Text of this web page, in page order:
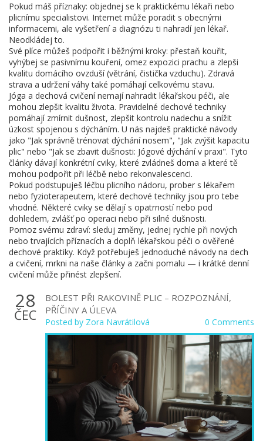
Pokud máš příznaky: objednej se k praktickému lékaři nebo
plicnímu specialistovi. Internet může poradit s obecnými
informacemi, ale vyšetření a diagnózu ti nahradí jen lékař.
Neodkládej to.
Své plíce můžeš podpořit i běžnými kroky: přestaň kouřit,
vyhýbej se pasivnímu kouření, omez expozici prachu a zlepši
kvalitu domácího ovzduší (větrání, čistička vzduchu). Zdravá
strava a udržení váhy také pomáhají celkovému stavu.
Jóga a dechová cvičení nemají nahradit lékařskou péči, ale
mohou zlepšit kvalitu života. Pravidelné dechové techniky
pomáhají zmírnit dušnost, zlepšit kontrolu nadechu a snížit
úzkost spojenou s dýcháním. U nás najdeš praktické návody
jako "Jak správně trénovat dýchání nosem", "Jak zvýšit kapacitu
plic" nebo "Jak se zbavit dušnosti: Jógové dýchání v praxi". Tyto
články dávají konkrétní cviky, které zvládneš doma a které tě
mohou podpořit při léčbě nebo rekonvalescenci.
Pokud podstupuješ léčbu plicního nádoru, prober s lékařem
nebo fyzioterapeutem, které dechové techniky jsou pro tebe
vhodné. Některé cviky se dělají s opatrností nebo pod
dohledem, zvlášť po operaci nebo při silné dušnosti.
Pomoz svému zdraví: sleduj změny, jednej rychle při nových
nebo trvajících příznacích a doplň lékařskou péči o ověřené
dechové praktiky. Když potřebuješ jednoduché návody na dech
a cvičení, mrkni na naše články a začni pomalu — i krátké denní
cvičení může přinést zlepšení.
28
ČEC
BOLEST PŘI RAKOVINĚ PLIC – ROZPOZNÁNÍ,
PŘÍČINY A ÚLEVA
Posted by Zora Navrátilová 0 Comments